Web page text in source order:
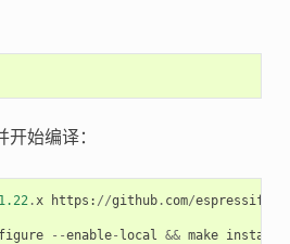
开始编译：
1.22 . x https : //github. com/espressif
--enable- local && make install